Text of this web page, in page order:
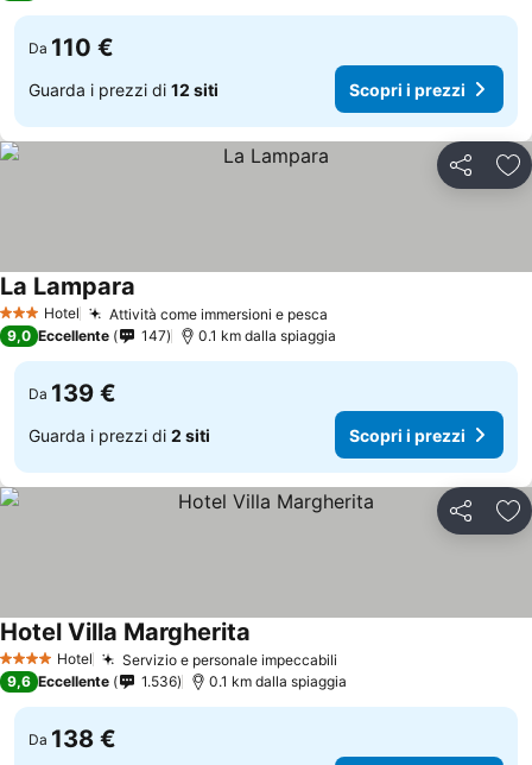
Da 110 €
Guarda i prezzi di 12 siti Scopri i prezzi
Condividi
3 StelleHotel Attività come immersioni e pesca
La Lampara
9,0 Eccellente 147 0.1 km dalla spiaggia
Da 139 €
Guarda i prezzi di 2 siti Scopri i prezzi
Condividi
4 Stelle Hotel Servizio e personale impeccabili
Hotel Villa Margherita
9,6 Eccellente 1.536 0.1 km dalla spiaggia
Da 138 €